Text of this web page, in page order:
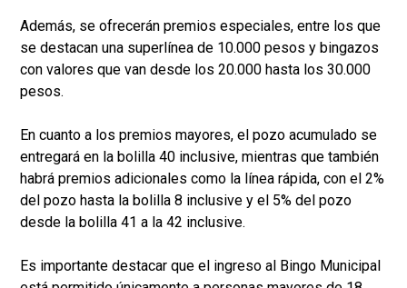
Además, se ofrecerán premios especiales, entre los que
se destacan una superlínea de 10.000 pesos y bingazos
con valores que van desde los 20.000 hasta los 30.000
pesos.
En cuanto a los premios mayores, el pozo acumulado se
entregará en la bolilla 40 inclusive, mientras que también
habrá premios adicionales como la línea rápida, con el 2%
del pozo hasta la bolilla 8 inclusive y el 5% del pozo
desde la bolilla 41 a la 42 inclusive.
Es importante destacar que el ingreso al Bingo Municipal